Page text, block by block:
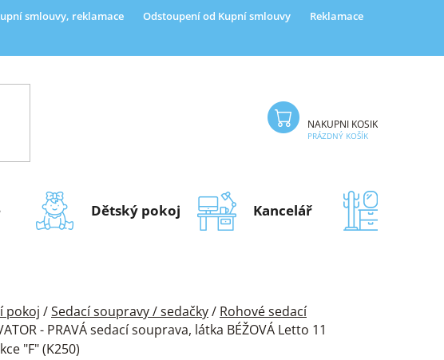
smlouvy, reklamace Odstoupení od Kupní smlouvy Reklamace
NÁKUPNÍ KOŠÍK
PRÁZDNÝ KOŠÍK
Dětský pokoj Kancelář
pokoj /Sedací soupravy / sedačky/ Rohové sedací
- PRAVÁ sedací souprava, látka BÉŽOVÁ Letto 11
"F" (K250)